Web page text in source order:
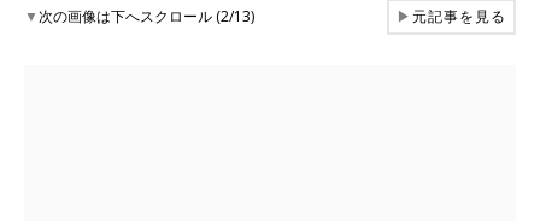
▼次の画像は下へスクロール (2/13) ▶元記事を見る